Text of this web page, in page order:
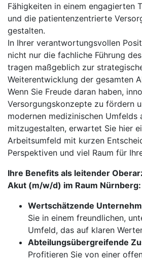
Fähigkeiten in einem engagierten
und die patientenzentrierte
gestalten.
In Ihrer verantwortungsvollen
nicht nur die fachliche Führung
tragen maßgeblich zur
Weiterentwicklung der gesamten
Wenn Sie Freude daran haben,
Versorgungskonzepte zu fördern
modernen medizinischen Umfelds
mitzugestalten, erwartet Sie hier
Arbeitsumfeld mit kurzen
Perspektiven und viel Raum für
Ihre Benefits als leitender
Akut (m/w/d) im Raum Nürnberg:
Wertschätzende
Sie in einem freundlichen,
Umfeld, das auf klaren
Abteilungsübergreifende
Profitieren Sie von einer